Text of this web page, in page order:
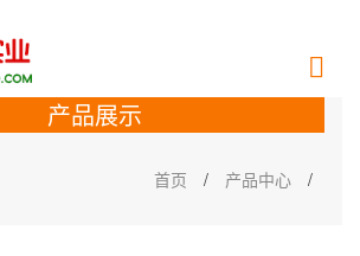
产品展示
首页 / 产品中心 /